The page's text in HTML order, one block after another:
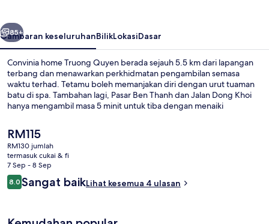
Seterusnya
85+
Gambaran keseluruhanBilikLokasiDasar
Convinia home Truong Quyen berada sejauh 5.5 km dari lapangan
terbang dan menawarkan perkhidmatan pengambilan semasa
waktu terhad. Tetamu boleh memanjakan diri dengan urut tuaman
batu di spa. Tambahan lagi, Pasar Ben Thanh dan Jalan Dong Khoi
hanya mengambil masa 5 minit untuk tiba dengan menaiki
Harga
semasa
ialah
RM115
RM115
RM130 jumlah
termasuk cukai & fi
7 Sep - 8 Sep
Ulasan
8.08.0 daripada 10
Sangat baikLihat kesemua 4 ulasan